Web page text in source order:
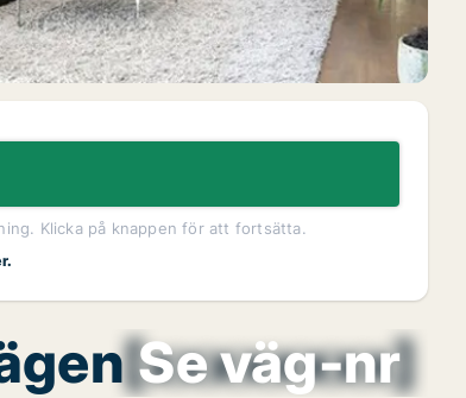
Klicka på knappen för att fortsätta.
Se väg-nr
[xxxxxxxx]